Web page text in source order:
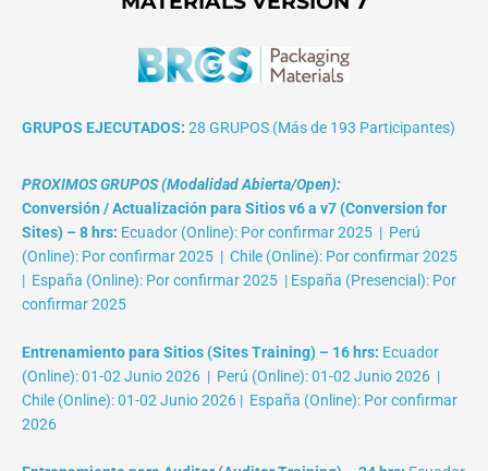
GRUPOS EJECUTADOS: 28 GRUPOS (Más de 193 Participantes)
PROXIMOS GRUPOS (Modalidad Abierta/Open):
Conversión / Actualización para Sitios v6 a v7 (Conversion for
Sites) – 8 hrs: Ecuador (Online): Por confirmar 2025 | Perú
(Online): Por confirmar 2025 | Chile (Online): Por confirmar 2025
| España (Online): Por confirmar 2025 | España (Presencial): Por
confirmar 2025
Entrenamiento para Sitios (Sites Training) – 16 hrs: Ecuador
(Online): 01-02 Junio 2026 | Perú (Online): 01-02 Junio 2026 |
Chile (Online): 01-02 Junio 2026 | España (Online): Por confirmar
2026